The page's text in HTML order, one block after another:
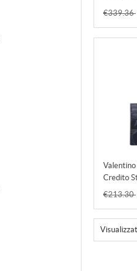
€339.36
Credito
Navy
€213.30